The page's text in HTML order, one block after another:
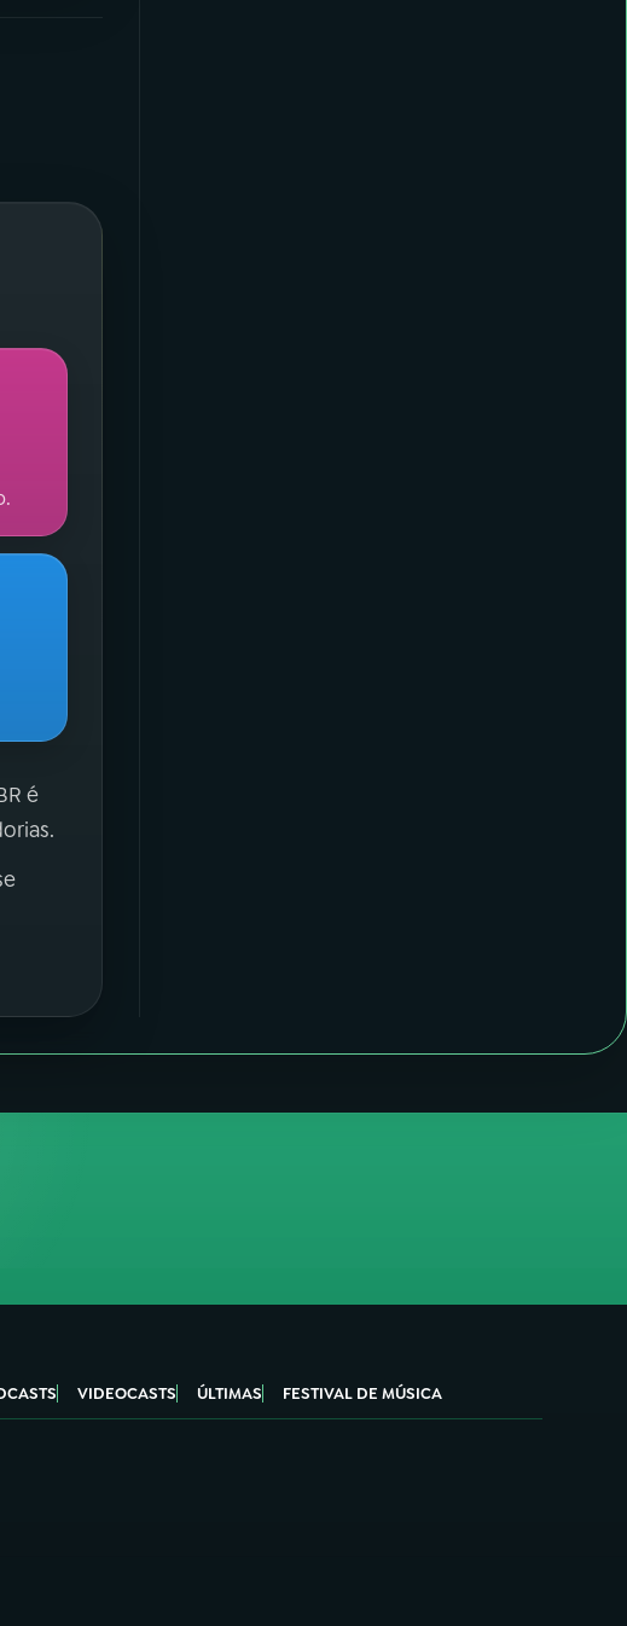
é
VIDEOCASTS ÚLTIMAS FESTIVAL DE MÚSICA